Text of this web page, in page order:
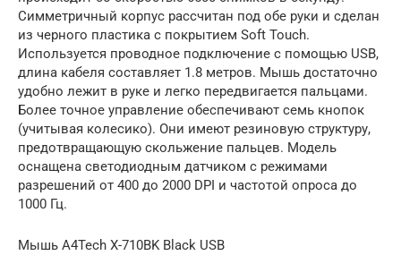
Симметричный корпус рассчитан под обе руки и сделан
из черного пластика с покрытием Soft Touch.
Используется проводное подключение с помощью USB,
длина кабеля составляет 1.8 метров. Мышь достаточно
удобно лежит в руке и легко передвигается пальцами.
Более точное управление обеспечивают семь кнопок
(учитывая колесико). Они имеют резиновую структуру,
предотвращающую скольжение пальцев. Модель
оснащена светодиодным датчиком с режимами
разрешений от 400 до 2000 DPI и частотой опроса до
1000 Гц.
Мышь A4Tech X-710BK Black USB